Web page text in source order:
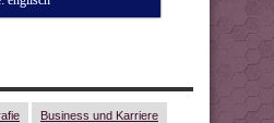
Business und Karriere